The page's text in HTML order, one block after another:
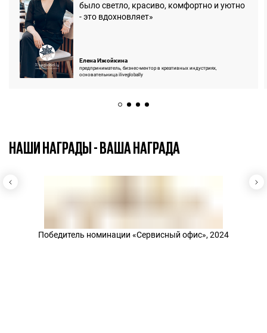
было светло, красиво, комфортно и уютно
- это вдохновляет»
Елена Ижойкина
предприниматель, бизнес-ментор в креативных индустриях,
основательница iliveglobally
НАШИ НАГРАДЫ - ВАША НАГРАДА
Победитель номинации «Сервисный офис», 2024